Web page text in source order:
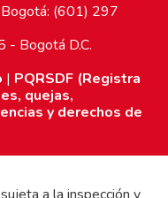
(601) 297
- Bogotá D.C.
| PQRSDF (Registra
quejas,
y derechos de